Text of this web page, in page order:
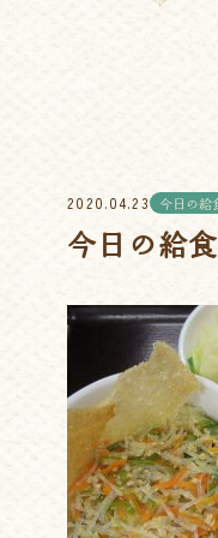
2020.04.23 今日の給
今日の給食